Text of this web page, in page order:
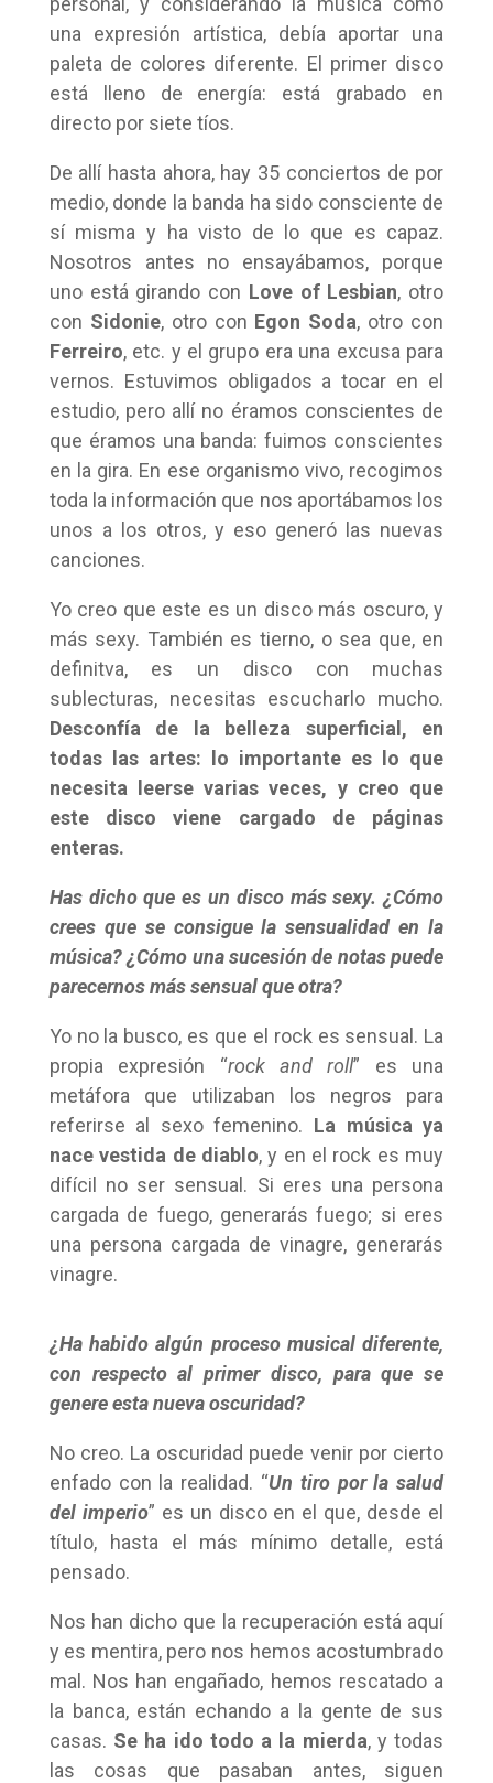
una expresión artística, debía aportar una
paleta de colores diferente. El primer disco
está lleno de energía: está grabado en
directo por siete tíos.
De allí hasta ahora, hay 35 conciertos de por
medio, donde la banda ha sido consciente de
sí misma y ha visto de lo que es capaz.
Nosotros antes no ensayábamos, porque
uno está girando con Love of Lesbian, otro
con Sidonie, otro con Egon Soda, otro con
Ferreiro, etc. y el grupo era una excusa para
vernos. Estuvimos obligados a tocar en el
estudio, pero allí no éramos conscientes de
que éramos una banda: fuimos conscientes
en la gira. En ese organismo vivo, recogimos
toda la información que nos aportábamos los
unos a los otros, y eso generó las nuevas
canciones.
Yo creo que este es un disco más oscuro, y
más sexy. También es tierno, o sea que, en
definitva, es un disco con muchas
sublecturas, necesitas escucharlo mucho.
Desconfía de la belleza superficial, en
todas las artes: lo importante es lo que
necesita leerse varias veces, y creo que
este disco viene cargado de páginas
enteras.
Has dicho que es un disco más sexy. ¿Cómo
crees que se consigue la sensualidad en la
música? ¿Cómo una sucesión de notas puede
parecernos más sensual que otra?
Yo no la busco, es que el rock es sensual. La
propia expresión “rock and roll” es una
metáfora que utilizaban los negros para
referirse al sexo femenino. La música ya
nace vestida de diablo, y en el rock es muy
difícil no ser sensual. Si eres una persona
cargada de fuego, generarás fuego; si eres
una persona cargada de vinagre, generarás
vinagre.
¿Ha habido algún proceso musical diferente,
con respecto al primer disco, para que se
genere esta nueva oscuridad?
No creo. La oscuridad puede venir por cierto
enfado con la realidad. “Un tiro por la salud
del imperio” es un disco en el que, desde el
título, hasta el más mínimo detalle, está
pensado.
Nos han dicho que la recuperación está aquí
y es mentira, pero nos hemos acostumbrado
mal. Nos han engañado, hemos rescatado a
la banca, están echando a la gente de sus
casas. Se ha ido todo a la mierda, y todas
las cosas que pasaban antes, siguen